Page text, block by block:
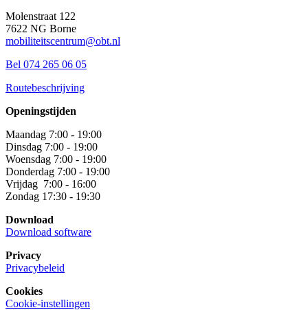
Molenstraat 122
7622 NG Borne
mobiliteitscentrum@obt.nl
Bel 074 265 06 05
Routebeschrijving
Openingstijden
Maandag 7:00 - 19:00
Dinsdag 7:00 - 19:00
Woensdag 7:00 - 19:00
Donderdag 7:00 - 19:00
Vrijdag 7:00 - 16:00
Zondag 17:30 - 19:30
Download
Download software
Privacy
Privacybeleid
Cookies
Cookie-instellingen